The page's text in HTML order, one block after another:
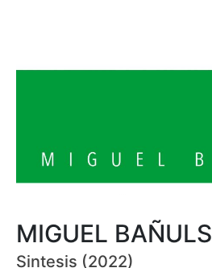
MIGUEL BAÑULS
Sintesis (2022)